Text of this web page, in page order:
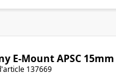
E-Mount APSC 15mm
137669